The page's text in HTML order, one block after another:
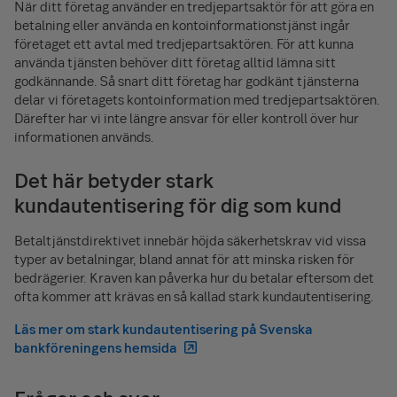
När ditt företag använder en tredjepartsaktör för att göra en
betalning eller använda en konto­informations­tjänst ingår
företaget ett avtal med tredjeparts­aktören. För att kunna
använda tjänsten behöver ditt företag alltid lämna sitt
godkännande. Så snart ditt företag har godkänt tjänsterna
delar vi företagets kontoinformation med tredjeparts­aktören.
Därefter har vi inte längre ansvar för eller kontroll över hur
informationen används.
Det här betyder stark
kundautentisering för dig som kund
Betaltjänstdirektivet innebär höjda säkerhetskrav vid vissa
typer av betalningar, bland annat för att minska risken för
bedrägerier. Kraven kan påverka hur du betalar eftersom det
ofta kommer att krävas en så kallad stark kundautentisering.
Läs mer om stark kundautentisering på Svenska
bankföreningens hemsida